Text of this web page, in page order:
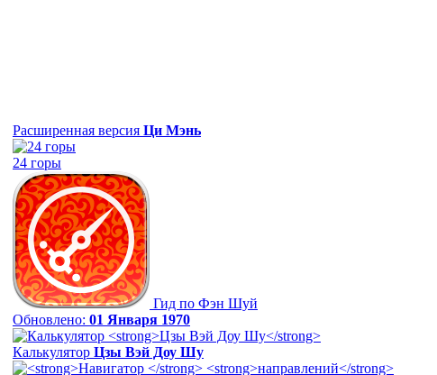
Расширенная версия Ци Мэнь
24 горы
Гид по Фэн Шуй
Обновлено: 01 Января 1970
Калькулятор Цзы Вэй Доу Шу